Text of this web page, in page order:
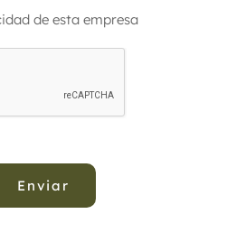
de esta empresa
Enviar